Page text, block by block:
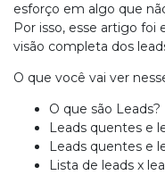
esforço em algo que
Por isso, esse artigo foi
visão completa dos
O que você vai ver
O que são Leads?
Leads quentes e
Leads quentes e
Lista de leads x